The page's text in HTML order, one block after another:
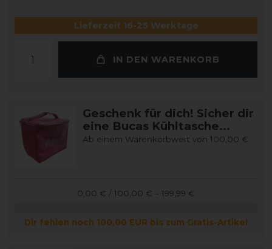
Lieferzeit 16-25 Werktage
IN DEN WARENKORB
Geschenk für dich! Sicher dir
eine Bucas Kühltasche...
Ab einem Warenkorbwert von 100,00 €
0,00 € / 100,00 € – 199,99 €
Dir fehlen noch 100,00 EUR bis zum Gratis-Artikel